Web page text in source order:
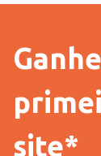
site*